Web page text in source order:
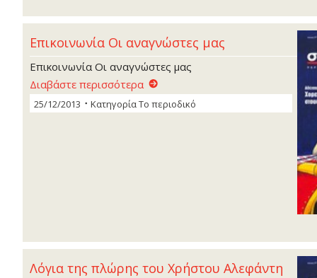
Επικοινωνία Οι αναγνώστες µας
Επικοινωνία Οι αναγνώστες µας
Διαβάστε περισσότερα
25/12/2013 ΚατηγορίαΤο περιοδικό
Λόγια της πλώρης του Χρήστου Αλεφάντη